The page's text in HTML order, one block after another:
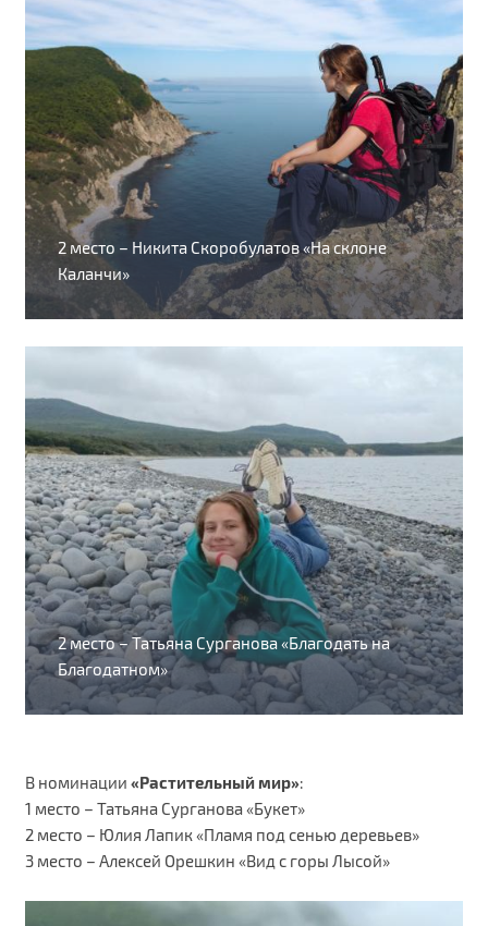
2 место – Никита Скоробулатов «На склоне
Каланчи»
2 место – Татьяна Сурганова «Благодать на
Благодатном»
В номинации «Растительный мир»:
1 место – Татьяна Сурганова «Букет»
2 место – Юлия Лапик «Пламя под сенью деревьев»
3 место – Алексей Орешкин «Вид с горы Лысой»